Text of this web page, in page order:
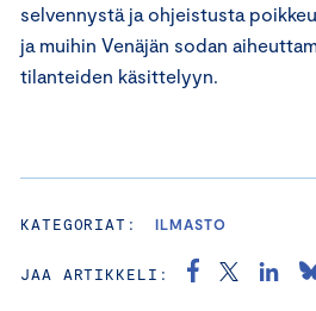
selvennystä ja ohjeistusta
ja muihin Venäjän sodan
tilanteiden käsittelyyn.
KATEGORIAT: ILMASTO
JAA ARTIKKELI: